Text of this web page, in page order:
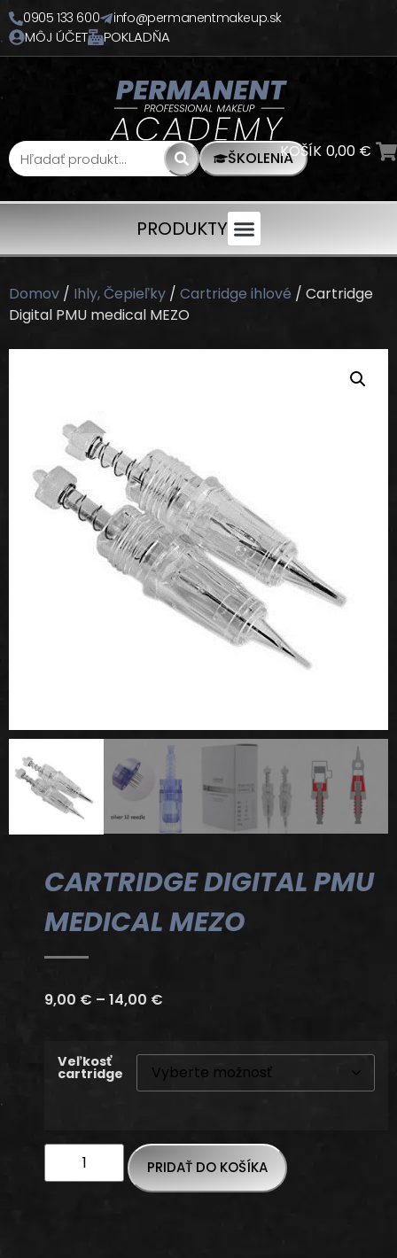
0905 133 600 info@permanentmakeup.sk
MÔJ ÚČET POKLADŇA
ŠKOLENIAKOŠÍK 0,00 €
PRODUKTY
Domov / Ihly, Čepieľky / Cartridge ihlové / Cartridge
Digital PMU medical MEZO
CARTRIDGE DIGITAL PMU
MEDICAL MEZO
9,00 € – 14,00 €
Veľkosť
cartridge
PRIDAŤ DO KOŠÍKA